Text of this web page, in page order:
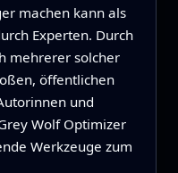
machen kann als
Experten. Durch
mehrerer solcher
öffentlichen
und
Wolf Optimizer
Werkzeuge zum